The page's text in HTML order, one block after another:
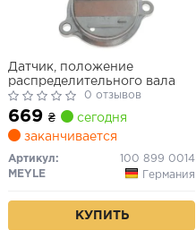
Датчик, положение
распределительного вала
0 отзывов
669 ₴
сегодня
заканчивается
Артикул:
100 899 0014
MEYLE
Германия
КУПИТЬ